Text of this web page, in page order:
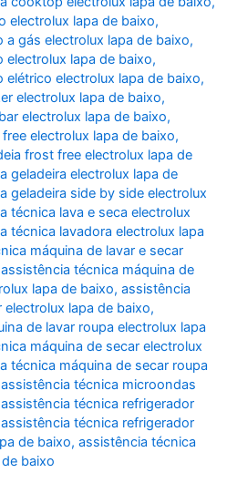
electrolux lapa de baixo,
gás electrolux lapa de baixo,
lapa de baixo,
electrolux lapa de baixo,
electrolux lapa de baixo,
electrolux lapa de baixo,
electrolux lapa de baixo,
frost free electrolux lapa de
geladeira electrolux lapa de
geladeira side by side electrolux
técnica lava e seca electrolux
técnica lavadora electrolux lapa
máquina de lavar e secar
assistência técnica máquina de
lapa de baixo,assistência
lapa de baixo,
de lavar roupa electrolux lapa
máquina de secar electrolux
técnica máquina de secar roupa
assistência técnica microondas
assistência técnica refrigerador
assistência técnica refrigerador
de baixo,assistência técnica
baixo